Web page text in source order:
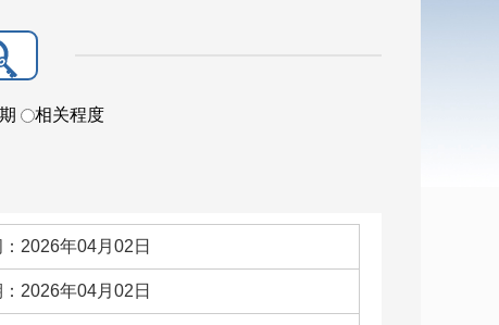
相关程度
2026年04月02日
2026年04月02日